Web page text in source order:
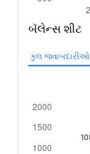
બૅલેન્સ શીટ
કુલ જવાબદારીઓ